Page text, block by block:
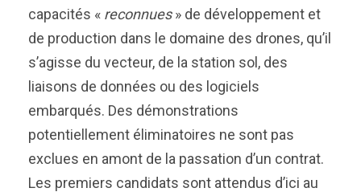
capacités « reconnues» de développement et
de production dans le domaine des drones, qu’il
s’agisse du vecteur, de la station sol, des
liaisons de données ou des logiciels
embarqués. Des démonstrations
potentiellement éliminatoires ne sont pas
exclues en amont de la passation d’un contrat.
Les premiers candidats sont attendus d’ici au